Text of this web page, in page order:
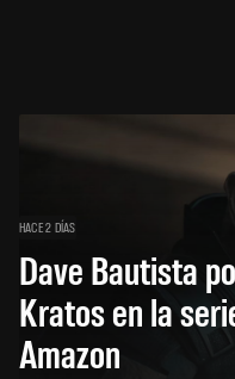
HACE 2 DÍAS
Dave Bautista
Kratos en la
Amazon